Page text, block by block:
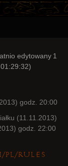
1
edytowany
godz. 20:00
(11.11.2013)
godz. 22:00
pl/rules